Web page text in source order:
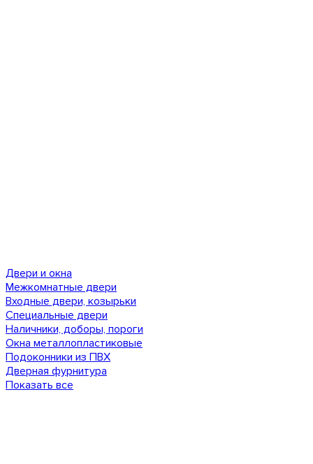
Двери и окна
Межкомнатные двери
Входные двери, козырьки
Специальные двери
Наличники, доборы, пороги
Окна металлопластиковые
Подоконники из ПВХ
Дверная фурнитура
Показать все